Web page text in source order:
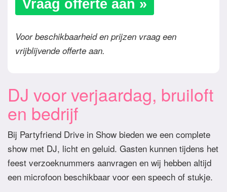
Vraag offerte aan »
Voor beschikbaarheid en prijzen vraag een
vrijblijvende offerte aan.
DJ voor verjaardag, bruiloft
en bedrijf
Bij Partyfriend Drive in Show bieden we een complete
show met DJ, licht en geluid. Gasten kunnen tijdens het
feest verzoeknummers aanvragen en wij hebben altijd
een microfoon beschikbaar voor een speech of stukje.